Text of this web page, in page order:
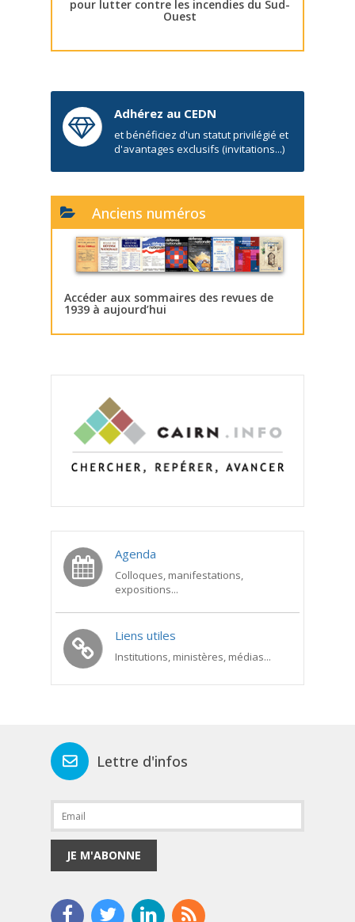
pour lutter contre les incendies du Sud-
Ouest
Adhérez au CEDN
et bénéficiez d'un statut privilégié et
d'avantages exclusifs (invitations...)
Anciens numéros
Accéder aux sommaires des revues de
1939 à aujourd’hui
Agenda
Colloques, manifestations,
expositions...
Liens utiles
Institutions, ministères, médias...
Lettre d'infos
JE M'ABONNE